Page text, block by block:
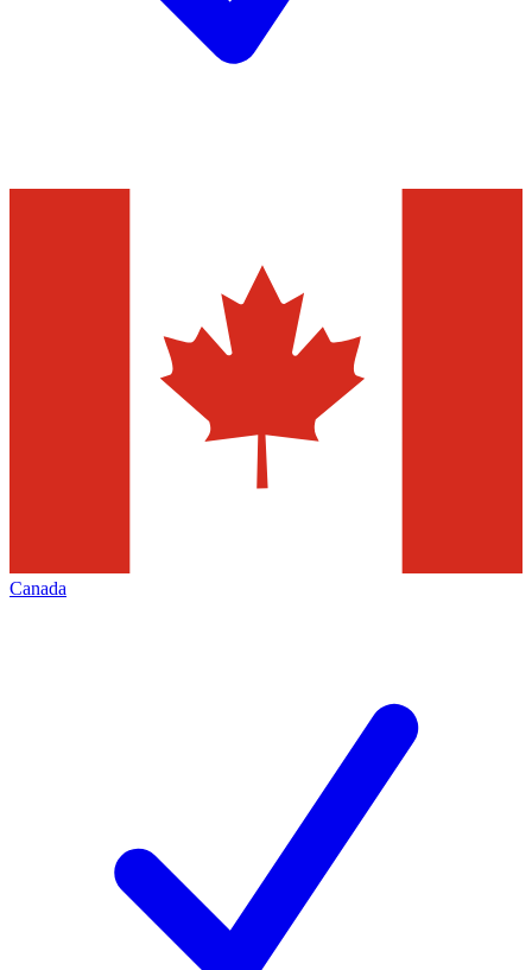
Canada